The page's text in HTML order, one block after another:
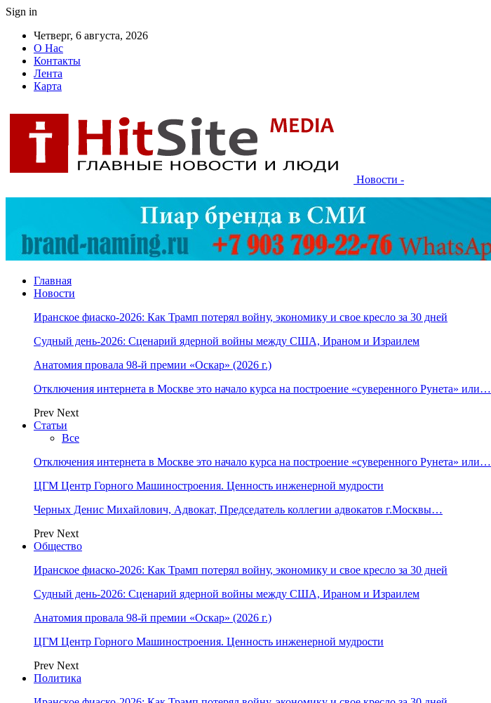
Sign in
Четверг, 6 августа, 2026
О Нас
Контакты
Лента
Карта
Новости -
Главная
Новости
Иранское фиаско-2026: Как Трамп потерял войну, экономику и свое кресло за 30 дней
Судный день-2026: Сценарий ядерной войны между США, Ираном и Израилем
Анатомия провала 98-й премии «Оскар» (2026 г.)
Отключения интернета в Москве это начало курса на построение «суверенного Рунета» или…
Prev Next
Статьи
Все
Отключения интернета в Москве это начало курса на построение «суверенного Рунета» или…
ЦГМ Центр Горного Машиностроения. Ценность инженерной мудрости
Черных Денис Михайлович, Адвокат, Председатель коллегии адвокатов г.Москвы…
Prev Next
Общество
Иранское фиаско-2026: Как Трамп потерял войну, экономику и свое кресло за 30 дней
Судный день-2026: Сценарий ядерной войны между США, Ираном и Израилем
Анатомия провала 98-й премии «Оскар» (2026 г.)
ЦГМ Центр Горного Машиностроения. Ценность инженерной мудрости
Prev Next
Политика